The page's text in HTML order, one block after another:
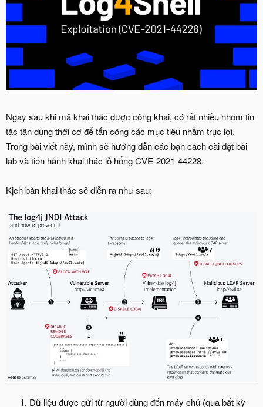
Ngay sau khi mã khai thác được công khai, có rất nhiều nhóm tin
tặc tận dụng thời cơ để tấn công các mục tiêu nhằm trục lợi.
Trong bài viết này, mình sẽ hướng dẫn các bạn cách cài đặt bài
lab và tiến hành khai thác lỗ hổng CVE-2021-44228.
Kịch bản khai thác sẽ diễn ra như sau:
Dữ liệu được gửi từ người dùng đến máy chủ (qua bất kỳ